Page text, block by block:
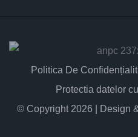
Politica De
Protectia datelor
© Copyright 2026 | Design